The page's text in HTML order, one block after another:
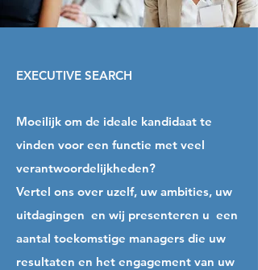
EXECUTIVE SEARCH
Moeilijk om de ideale kandidaat te
vinden voor een functie met veel
verantwoordelijkheden?
Vertel ons over uzelf, uw ambities, uw
uitdagingen en wij presenteren u een
aantal toekomstige managers die uw
resultaten en het engagement van uw